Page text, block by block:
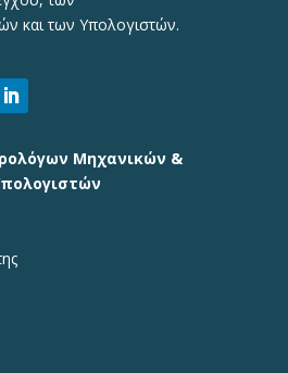
και των Υπολογιστών.
Μηχανικών &